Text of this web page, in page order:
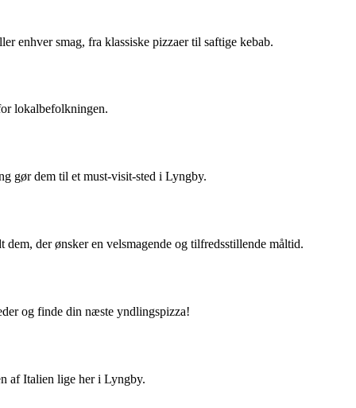
enhver smag, fra klassiske pizzaer til saftige kebab.
lokalbefolkningen.
gør dem til et must-visit-sted i Lyngby.
der ønsker en velsmagende og tilfredsstillende måltid.
og finde din næste yndlingspizza!
af Italien lige her i Lyngby.